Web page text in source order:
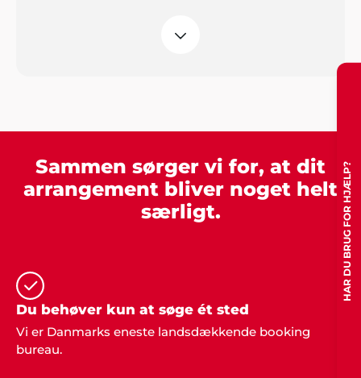
Mona og Ejnar Schiødt
"Vi bliver konstant mindet om den dejlige fest vi
holdt sidste år. De voksne husker underholdningen
Jakob Hansen, Slangerup
Sammen sørger vi for, at dit
arrangement bliver noget helt
særligt.
Du behøver kun at søge ét sted
Vi er Danmarks eneste landsdækkende booking
bureau.
HAR DU BRUG FOR HJÆLP?